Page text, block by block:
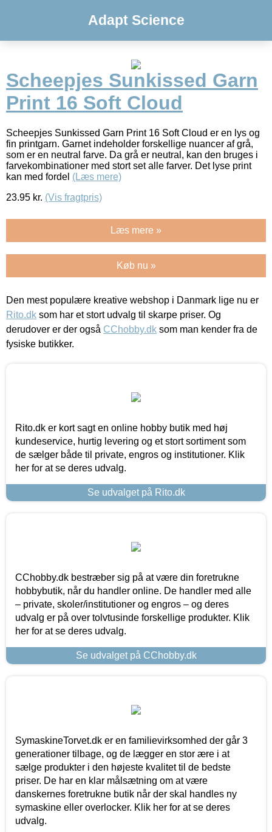
Adapt Science
Scheepjes Sunkissed Garn
Print 16 Soft Cloud
Scheepjes Sunkissed Garn Print 16 Soft Cloud er en lys og
fin printgarn. Garnet indeholder forskellige nuancer af grå,
som er en neutral farve. Da grå er neutral, kan den bruges i
farvekombinationer med stort set alle farver. Det lyse print
kan med fordel (Læs mere)
23.95 kr. (Vis fragtpris)
Læs mere »
Køb nu »
Den mest populære kreative webshop i Danmark lige nu er
Rito.dk som har et stort udvalg til skarpe priser. Og
derudover er der også CChobby.dk som man kender fra de
fysiske butikker.
Rito.dk er kort sagt en online hobby butik med høj
kundeservice, hurtig levering og et stort sortiment som
de sælger både til private, engros og institutioner. Klik
her for at se deres udvalg.
Se udvalget på Rito.dk
CChobby.dk bestræber sig på at være din foretrukne
hobbybutik, når du handler online. De handler med alle
– private, skoler/institutioner og engros – og deres
udvalg er på over tolvtusinde forskellige produkter. Klik
her for at se deres udvalg.
Se udvalget på CChobby.dk
SymaskineTorvet.dk er en familievirksomhed der går 3
generationer tilbage, og de lægger en stor ære i at
sælge produkter i den højeste kvalitet til de bedste
priser. De har en klar målsætning om at være
danskernes foretrukne butik når der skal handles ny
symaskine eller overlocker. Klik her for at se deres
udvalg.